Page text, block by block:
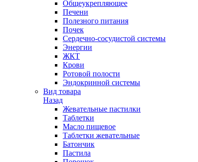
Общеукрепляющее
Печени
Полезного питания
Почек
Сердечно-сосудистой системы
Энергии
ЖКТ
Крови
Ротовой полости
Эндокринной системы
Вид товара
Назад
Жевательные пастилки
Таблетки
Масло пищевое
Таблетки жевательные
Батончик
Пастила